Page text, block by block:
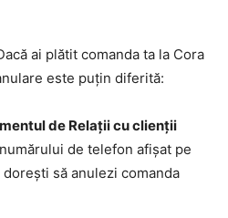
ai plătit comanda ta la Cora
este puțin diferită:
de Relații cu clienții
de telefon afișat pe
să anulezi comanda